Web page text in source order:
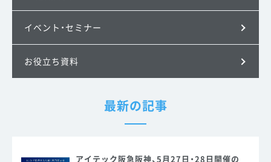
イベント・セミナー
お役立ち資料
最新の記事
アイテック阪急阪神、5月27日・28日開催の